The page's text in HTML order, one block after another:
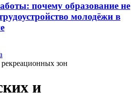
почему образование не
молодёжи в
зон
и